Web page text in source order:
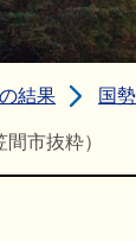
結果 国
市抜粋）